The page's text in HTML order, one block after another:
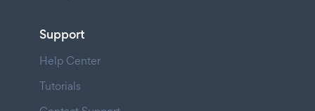
Support
Help Center
Tutorials